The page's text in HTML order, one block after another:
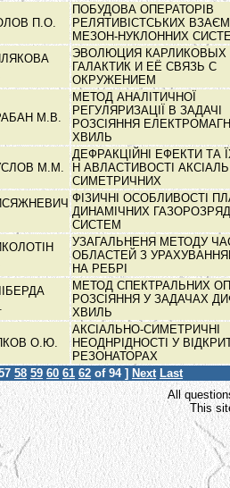
П.О.
ПОБУДОВА ОПЕРАТОРІВ
РЕЛЯТИВІСТСЬКИХ
МЕЗОН-НУКЛОННИХ
ЭВОЛЮЦИЯ КАРЛИКОВЫХ
ГАЛАКТИК И ЕЁ СВЯЗЬ С
ОКРУЖЕНИЕМ
М.В.
МЕТОД АНАЛІТИЧНОЇ
РЕГУЛЯРИЗАЦІЇ В ЗАДАЧІ
РОЗСІЯННЯ
ХВИЛЬ
М.М.
ДЕФРАКЦІЙНІ ЕФЕКТИ ТА
Н АВЛАСТИВОСТІ
СИМЕТРИЧНИХ
ФІЗИЧНІ ОСОБЛИВОСТІ
ДИНАМІЧНИХ
СИСТЕМ
УЗАГАЛЬНЕНЯ МЕТОДУ
ОБЛАСТЕЙ З
НА РЕБРІ
МЕТОД СПЕКТРАЛЬНИХ
РОЗСІЯННЯ У ЗАДАЧАХ
ХВИЛЬ
О.Ю.
АКСІАЛЬНО-СИМЕТРИЧНІ
НЕОДНРІДНОСТІ У
РЕЗОНАТОРАХ
58 59 60 61 62 of 94 ] Next Last
All
This